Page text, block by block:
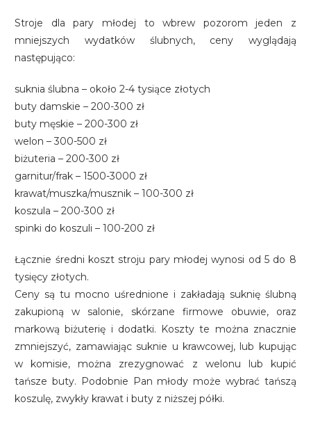
Stroje dla pary młodej to wbrew pozorom jeden z
mniejszych wydatków ślubnych, ceny wyglądają
następująco:
suknia ślubna – około 2-4 tysiące złotych
buty damskie – 200-300 zł
buty męskie – 200-300 zł
welon – 300-500 zł
biżuteria – 200-300 zł
garnitur/frak – 1500-3000 zł
krawat/muszka/musznik – 100-300 zł
koszula – 200-300 zł
spinki do koszuli – 100-200 zł
Łącznie średni koszt stroju pary młodej wynosi od 5 do 8
tysięcy złotych.
Ceny są tu mocno uśrednione i zakładają suknię ślubną
zakupioną w salonie, skórzane firmowe obuwie, oraz
markową biżuterię i dodatki. Koszty te można znacznie
zmniejszyć, zamawiając suknie u krawcowej, lub kupując
w komisie, można zrezygnować z welonu lub kupić
tańsze buty. Podobnie Pan młody może wybrać tańszą
koszulę, zwykły krawat i buty z niższej półki.